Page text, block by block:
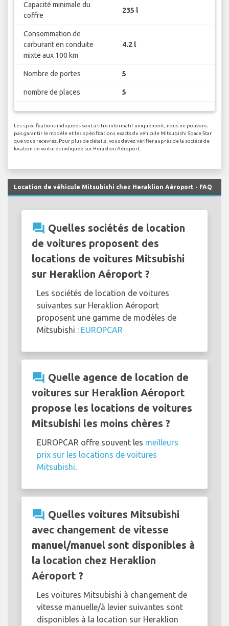
Capacité minimale du
coffre
235 l
Consommation de
carburant en conduite
mixte aux 100 km
4.2 l
Nombre de portes 5
nombre de places 5
Les spécifications indiquées sont à titre informatif uniquement, nous ne pouvons
pas garantir le modèle et les spécifications exacts du véhicule Mitsubishi Space Star
que vous recevrez. Pour plus de détails, vous devez vérifier auprès de la société de
location de voitures indiquée sur Heraklion Aéroport.
Location de véhicule Mitsubishi chez Heraklion Aéroport - FAQ
question_answer Quelles sociétés de location
de voitures proposent des
locations de voitures Mitsubishi
sur Heraklion Aéroport ?
Les sociétés de location de voitures
suivantes sur Heraklion Aéroport
proposent une gamme de modèles de
Mitsubishi : EUROPCAR
question_answer Quelle agence de location de
voitures sur Heraklion Aéroport
propose les locations de voitures
Mitsubishi les moins chères ?
EUROPCAR offre souvent les meilleurs
prix sur les locations de voitures
Mitsubishi
question_answer Quelles voitures Mitsubishi
avec changement de vitesse
manuel/manuel sont disponibles à
la location chez Heraklion
Aéroport ?
Les voitures Mitsubishi à changement de
vitesse manuelle/à levier suivantes sont
disponibles à la location sur Heraklion